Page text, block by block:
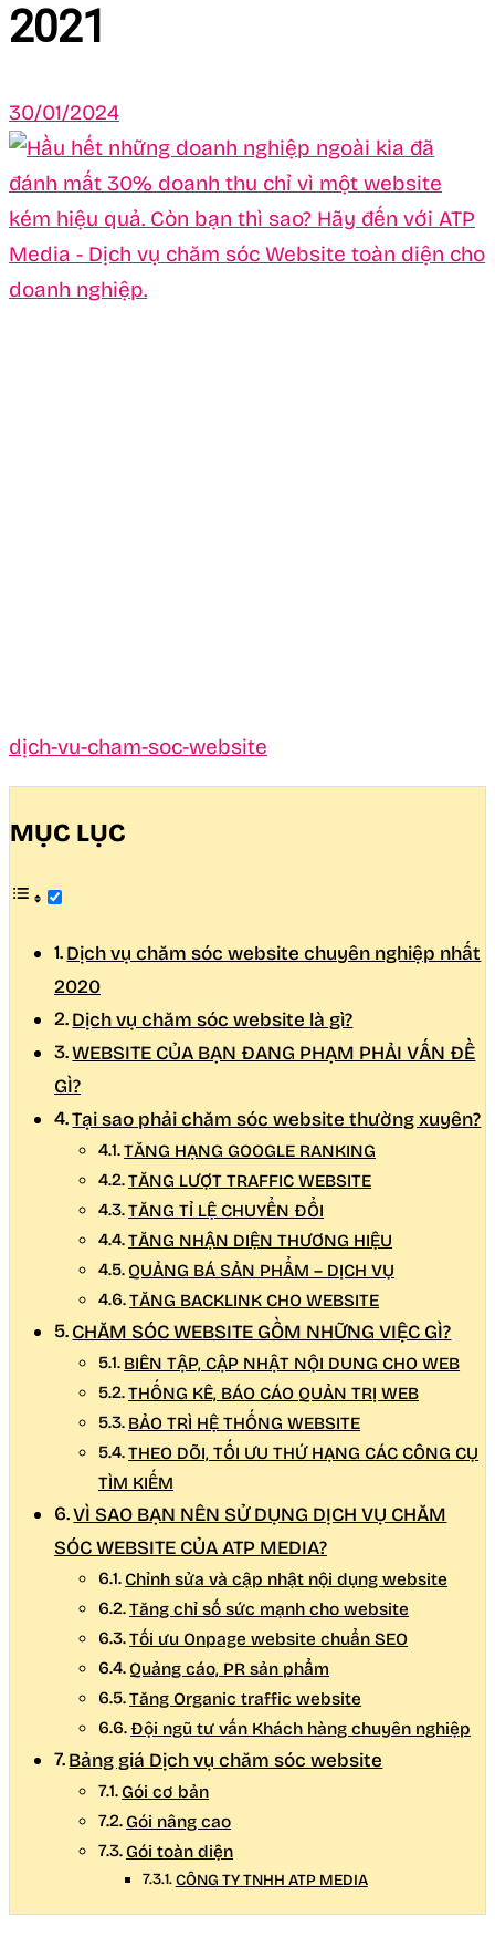
2021
30/01/2024
dịch-vu-cham-soc-website
MỤC LỤC
Dịch vụ chăm sóc website chuyên nghiệp nhất
2020
Dịch vụ chăm sóc website là gì?
WEBSITE CỦA BẠN ĐANG PHẠM PHẢI VẤN ĐỀ
GÌ?
Tại sao phải chăm sóc website thường xuyên?
TĂNG HẠNG GOOGLE RANKING
TĂNG LƯỢT TRAFFIC WEBSITE
TĂNG TỈ LỆ CHUYỂN ĐỔI
TĂNG NHẬN DIỆN THƯƠNG HIỆU
QUẢNG BÁ SẢN PHẨM – DỊCH VỤ
TĂNG BACKLINK CHO WEBSITE
CHĂM SÓC WEBSITE GỒM NHỮNG VIỆC GÌ?
BIÊN TẬP, CẬP NHẬT NỘI DUNG CHO WEB
THỐNG KÊ, BÁO CÁO QUẢN TRỊ WEB
BẢO TRÌ HỆ THỐNG WEBSITE
THEO DÕI, TỐI ƯU THỨ HẠNG CÁC CÔNG CỤ
TÌM KIẾM
VÌ SAO BẠN NÊN SỬ DỤNG DỊCH VỤ CHĂM
SÓC WEBSITE CỦA ATP MEDIA?
Chỉnh sửa và cập nhật nội dụng website
Tăng chỉ số sức mạnh cho website
Tối ưu Onpage website chuẩn SEO
Quảng cáo, PR sản phẩm
Tăng Organic traffic website
Đội ngũ tư vấn Khách hàng chuyên nghiệp
Bảng giá Dịch vụ chăm sóc website
Gói cơ bản
Gói nâng cao
Gói toàn diện
CÔNG TY TNHH ATP MEDIA